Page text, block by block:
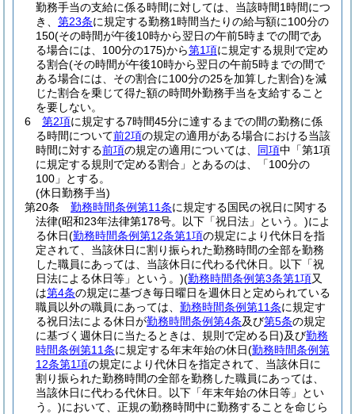
勤務手当の支給に係る時間に対しては、当該時間1時間につ
き、 第23条に規定する勤務1時間当たりの給与額に100分の
150(その時間が午後10時から翌日の午前5時までの間であ
る場合には、100分の175)から第1項に規定する規則で定め
る割合(その時間が午後10時から翌日の午前5時までの間で
ある場合には、その割合に100分の25を加算した割合)を減
じた割合を乗じて得た額の時間外勤務手当を支給すること
を要しない。
6
第2項に規定する7時間45分に達するまでの間の勤務に係
る時間について前2項の規定の適用がある場合における当該
時間に対する前項の規定の適用については、 同項中「第1項
に規定する規則で定める割合」とあるのは、「100分の
100」とする。
(休日勤務手当)
第20条
勤務時間条例第11条に規定する国民の祝日に関する
法律(昭和23年法律第178号。以下「祝日法」という。)によ
る休日(勤務時間条例第12条第1項の規定により代休日を指
定されて、当該休日に割り振られた勤務時間の全部を勤務
した職員にあっては、当該休日に代わる代休日。以下「祝
日法による休日等」という。)(勤務時間条例第3条第1項又
は第4条の規定に基づき毎日曜日を週休日と定められている
職員以外の職員にあっては、 勤務時間条例第11条に規定す
る祝日法による休日が勤務時間条例第4条及び第5条の規定
に基づく週休日に当たるときは、規則で定める日)及び勤務
時間条例第11条に規定する年末年始の休日(勤務時間条例第
12条第1項の規定により代休日を指定されて、当該休日に
割り振られた勤務時間の全部を勤務した職員にあっては、
当該休日に代わる代休日。以下「年末年始の休日等」とい
う。)において、正規の勤務時間中に勤務することを命じら